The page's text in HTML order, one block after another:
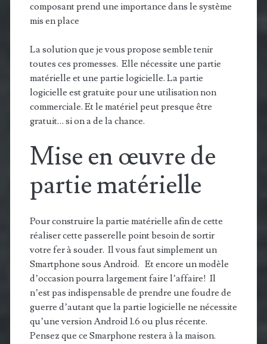
composant prend une importance dans le système
mis en place
La solution que je vous propose semble tenir
toutes ces promesses. Elle nécessite une partie
matérielle et une partie logicielle. La partie
logicielle est gratuite pour une utilisation non
commerciale. Et le matériel peut presque être
gratuit… si on a de la chance.
Mise en œuvre de
partie matérielle
Pour construire la partie matérielle afin de cette
réaliser cette passerelle point besoin de sortir
votre fer à souder. Il vous faut simplement un
Smartphone sous Android. Et encore un modèle
d’occasion pourra largement faire l’affaire! Il
n’est pas indispensable de prendre une foudre de
guerre d’autant que la partie logicielle ne nécessite
qu’une version Android 1.6 ou plus récente.
Pensez que ce Smarphone restera à la maison.